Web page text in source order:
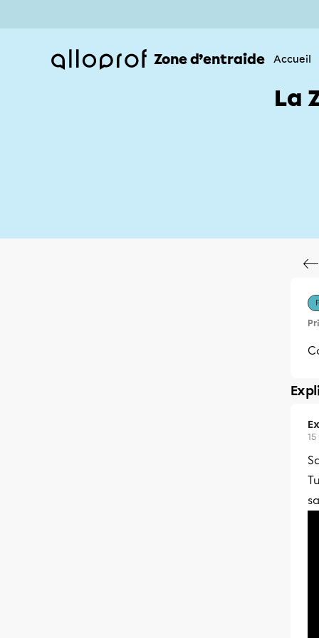
Zone d’entraide Accueil
La